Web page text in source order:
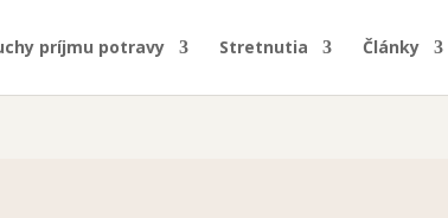
príjmu potravy Stretnutia Články